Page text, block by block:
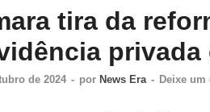
tira da
privada
de 2024 - por News Era - Deixe